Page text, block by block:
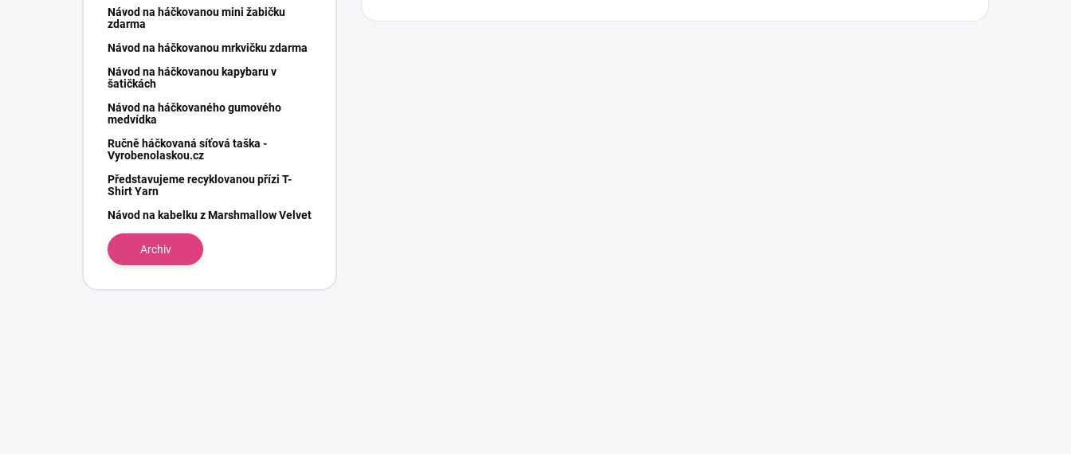
Návod na háčkovanou mini žabičku
zdarma
Návod na háčkovanou mrkvičku zdarma
Návod na háčkovanou kapybaru v
šatičkách
Návod na háčkovaného gumového
medvídka
Ručně háčkovaná síťová taška -
Vyrobenolaskou.cz
Představujeme recyklovanou přízi T-
Shirt Yarn
Návod na kabelku z Marshmallow Velvet
Archiv